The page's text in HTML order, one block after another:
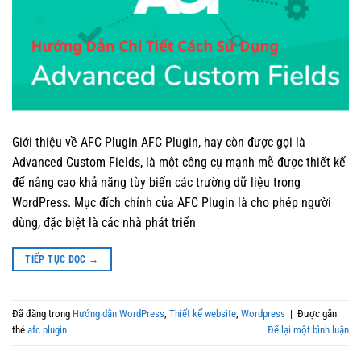
Giới thiệu về AFC Plugin AFC Plugin, hay còn được gọi là
Advanced Custom Fields, là một công cụ mạnh mẽ được thiết kế
để nâng cao khả năng tùy biến các trường dữ liệu trong
WordPress. Mục đích chính của AFC Plugin là cho phép người
dùng, đặc biệt là các nhà phát triển
TIẾP TỤC ĐỌC →
Đã đăng trong Hướng dẫn WordPress, Thiết kế website, Wordpress | Được gắn
thẻ afc plugin Để lại một bình luận